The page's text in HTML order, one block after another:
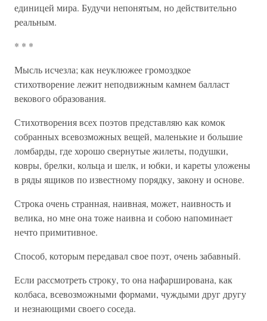
единицей мира. Будучи непонятым, но действительно
реальным.
* * *
Мысль исчезла; как неуклюжее громоздкое
стихотворение лежит неподвижным камнем балласт
векового образования.
Стихотворения всех поэтов представляю как комок
собранных всевозможных вещей, маленькие и большие
ломбарды, где хорошо свернутые жилеты, подушки,
ковры, брелки, кольца и шелк, и юбки, и кареты уложены
в ряды ящиков по известному порядку, закону и основе.
Строка очень странная, наивная, может, наивность и
велика, но мне она тоже наивна и собою напоминает
нечто примитивное.
Способ, которым передавал свое поэт, очень забавный.
Если рассмотреть строку, то она нафарширована, как
колбаса, всевозможными формами, чуждыми друг другу
и незнающими своего соседа.